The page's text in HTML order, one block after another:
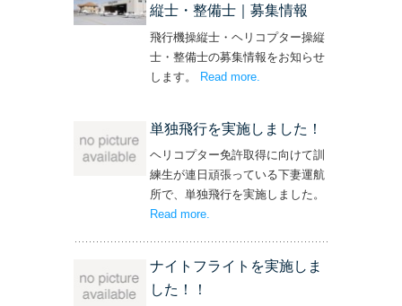
縦士・整備士｜募集情報
飛行機操縦士・ヘリコプター操縦
士・整備士の募集情報をお知らせ
します。 Read more
単独飛行を実施しました！
ヘリコプター免許取得に向けて訓
練生が連日頑張っている下妻運航
所で、単独飛行を実施しました。
Read more– ‘単独飛行を実施しました！’
.
ナイトフライトを実施しま
した！！